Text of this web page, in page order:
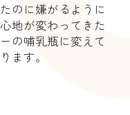
のに嫌がるように
地が変わってきた
の哺乳瓶に変えて
ます。